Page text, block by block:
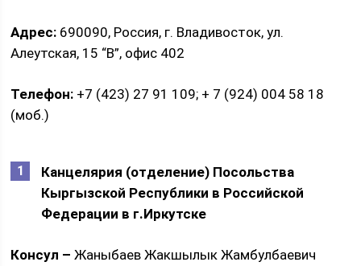
Адрес: 690090, Россия, г. Владивосток, ул.
Алеутская, 15 “В”, офис 402
Телефон: +7 (423) 27 91 109; + 7 (924) 004 58 18
(моб.)
Канцелярия (отделение) Посольства
Кыргызской Республики в Российской
Федерации в г.Иркутске
Консул – Жаныбаев Жакшылык Жамбулбаевич